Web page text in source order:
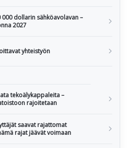
dollarin sähköavolavan –
2027
yhteistyön
tekoälykappaleita –
rajoitetaan
saavat rajattomat
rajat jäävät voimaan